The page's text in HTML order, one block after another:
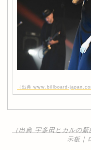
（出典 www.billboard-
（出典 宇多田ヒカルの
示板｜